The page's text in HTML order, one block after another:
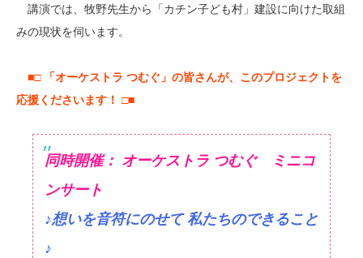
講演では、牧野先生から「カチン子ども村」建設に向けた取組
みの現状を伺います。
■□ 「オーケストラ つむぐ」の皆さんが、このプロジェクトを
応援くださいます！ □■
同時開催： オーケストラ つむぐ ミニコ
ンサート
♪想いを音符にのせて 私たちのできること
♪